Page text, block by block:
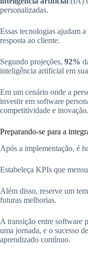
personalizadas.
Essas tecnologias ajudam
resposta ao cliente.
Segundo projeções, 92%
inteligência artificial em
Em um cenário onde a
investir em software
competitividade e inovação.
Preparando-se para a
Após a implementação, é
Estabeleça KPIs que
Além disso, reserve um
futuras melhorias.
A transição entre software
uma jornada, e o sucesso
aprendizado contínuo.